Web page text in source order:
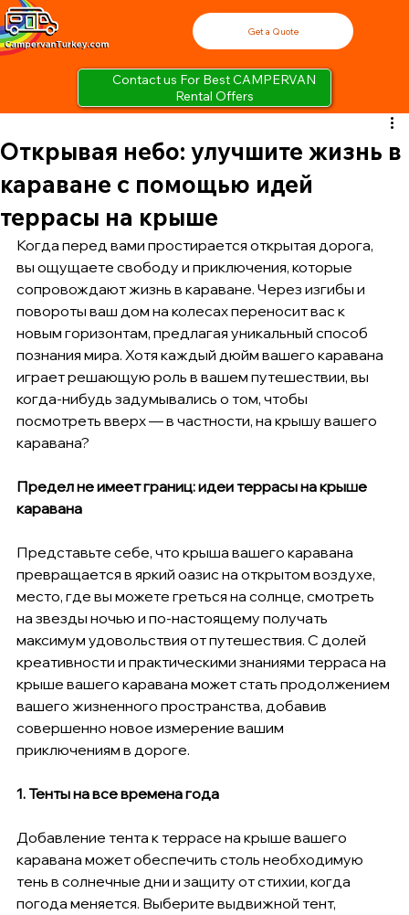
Contact us For Best CAMPERVAN
Rental Offers
Get a Quote
Открывая небо: улучшите жизнь в
караване с помощью идей
террасы на крыше
Когда перед вами простирается открытая дорога,
вы ощущаете свободу и приключения, которые
сопровождают жизнь в караване. Через изгибы и
повороты ваш дом на колесах переносит вас к
новым горизонтам, предлагая уникальный способ
познания мира. Хотя каждый дюйм вашего каравана
играет решающую роль в вашем путешествии, вы
когда-нибудь задумывались о том, чтобы
посмотреть вверх — в частности, на крышу вашего
каравана?
Предел не имеет границ: идеи террасы на крыше
каравана
Представьте себе, что крыша вашего каравана
превращается в яркий оазис на открытом воздухе,
место, где вы можете греться на солнце, смотреть
на звезды ночью и по-настоящему получать
максимум удовольствия от путешествия. С долей
креативности и практическими знаниями терраса на
крыше вашего каравана может стать продолжением
вашего жизненного пространства, добавив
совершенно новое измерение вашим
приключениям в дороге.
1. Тенты на все времена года
Добавление тента к террасе на крыше вашего
каравана может обеспечить столь необходимую
тень в солнечные дни и защиту от стихии, когда
погода меняется. Выберите выдвижной тент,